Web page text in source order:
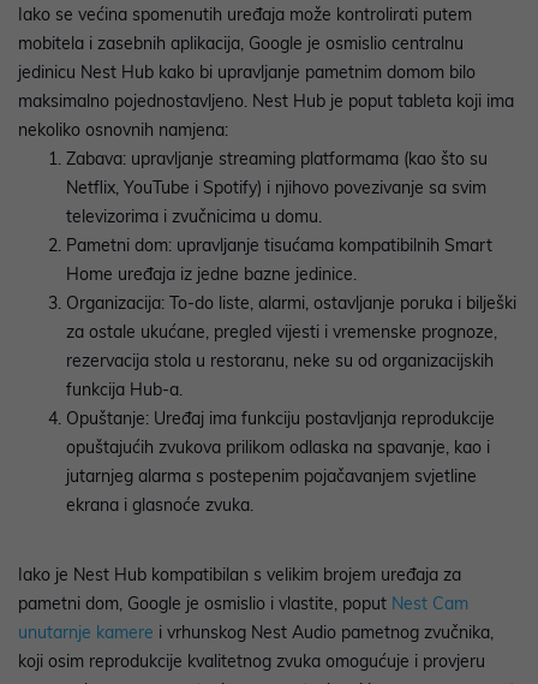
Iako se većina spomenutih uređaja može kontrolirati putem
mobitela i zasebnih aplikacija, Google je osmislio centralnu
jedinicu Nest Hub kako bi upravljanje pametnim domom bilo
maksimalno pojednostavljeno. Nest Hub je poput tableta koji ima
nekoliko osnovnih namjena:
Zabava: upravljanje streaming platformama (kao što su
Netflix, YouTube i Spotify) i njihovo povezivanje sa svim
televizorima i zvučnicima u domu.
Pametni dom: upravljanje tisućama kompatibilnih Smart
Home uređaja iz jedne bazne jedinice.
Organizacija: To-do liste, alarmi, ostavljanje poruka i bilješki
za ostale ukućane, pregled vijesti i vremenske prognoze,
rezervacija stola u restoranu, neke su od organizacijskih
funkcija Hub-a.
Opuštanje: Uređaj ima funkciju postavljanja reprodukcije
opuštajućih zvukova prilikom odlaska na spavanje, kao i
jutarnjeg alarma s postepenim pojačavanjem svjetline
ekrana i glasnoće zvuka.
Iako je Nest Hub kompatibilan s velikim brojem uređaja za
pametni dom, Google je osmislio i vlastite, poput Nest Cam
unutarnje kamere i vrhunskog Nest Audio pametnog zvučnika,
koji osim reprodukcije kvalitetnog zvuka omogućuje i provjeru